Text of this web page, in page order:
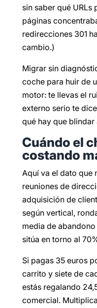
sin saber qué
páginas
redirecciones 301
cambio.)
Migrar sin
coche para huir de
motor: te llevas el
externo serio te
qué hay que
Cuándo el
costando
Aquí va el dato que
reuniones de
adquisición de
según vertical,
media de
sitúa en torno al
Si pagas 35 euros
carrito y siete de
estás regalando
comercial.